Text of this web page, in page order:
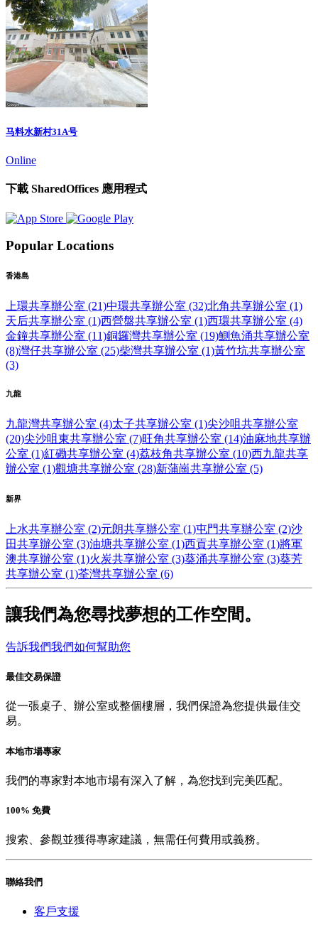
马料水新村31A号
Online
下載 SharedOffices 應用程式
Popular Locations
香港島
上環共享辦公室 (21)中環共享辦公室 (32)北角共享辦公室 (1)
天后共享辦公室 (1)西營盤共享辦公室 (1)西環共享辦公室 (4)
金鐘共享辦公室 (11)銅鑼灣共享辦公室 (19)鰂魚涌共享辦公室
(8)灣仔共享辦公室 (25)柴灣共享辦公室 (1)黃竹坑共享辦公室
(3)
九龍
九龍灣共享辦公室 (4)太子共享辦公室 (1)尖沙咀共享辦公室
(20)尖沙咀東共享辦公室 (7)旺角共享辦公室 (14)油麻地共享辦
公室 (1)紅磡共享辦公室 (4)荔枝角共享辦公室 (10)西九龍共享
辦公室 (1)觀塘共享辦公室 (28)新蒲崗共享辦公室 (5)
新界
上水共享辦公室 (2)元朗共享辦公室 (1)屯門共享辦公室 (2)沙
田共享辦公室 (3)油塘共享辦公室 (1)西貢共享辦公室 (1)將軍
澳共享辦公室 (1)火炭共享辦公室 (3)葵涌共享辦公室 (3)葵芳
共享辦公室 (1)荃灣共享辦公室 (6)
讓我們為您尋找夢想的工作空間。
告訴我們我們如何幫助您
最佳交易保證
從一張桌子、辦公室或整個樓層，我們保證為您提供最佳交
易。
本地市場專家
我們的專家對本地市場有深入了解，為您找到完美匹配。
100% 免費
搜索、參觀並獲得專家建議，無需任何費用或義務。
聯絡我們
客戶支援